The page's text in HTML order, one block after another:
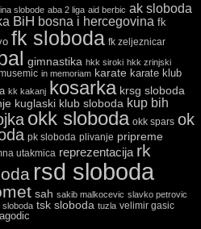
slobode aba 2 liga aid berbic ak sloboda
BiH bosna i hercegovina fk
fk sloboda fk zeljeznicar
gimnastika hkk siroki hkk zrinjski
in memoriam karate karate klub
kk kakanj kosarka krsg sloboda
kuglaski klub sloboda kup bih
okk sloboda okk spars ok
pk sloboda plivanje pripreme
utakmica reprezentacija rk
rsd sloboda
sah sakib malkocevic slavko petrovic
sloboda tsk sloboda tuzla velimir gasic